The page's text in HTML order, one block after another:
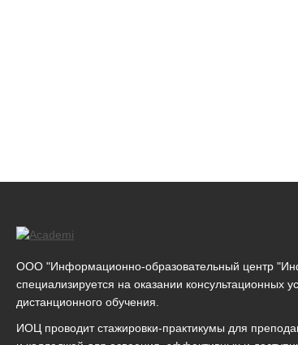
ООО "Информационно-образовательный центр
специализируется на оказании консультационных
дистанционного обучения.
ИОЦ проводит стажировки-практикумы для